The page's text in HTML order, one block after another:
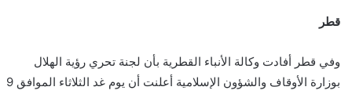
قطر
وفي قطر أفادت وكالة الأنباء القطرية بأن لجنة تحري رؤية الهلال
بوزارة الأوقاف والشؤون الإسلامية أعلنت أن يوم غد الثلاثاء الموافق 9